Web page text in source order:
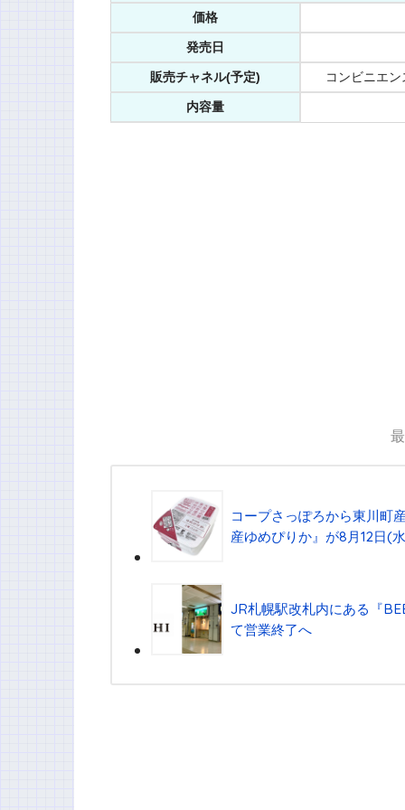
価格
発売日
販売チャネル(予定) コンビニエ
内容量
コープさっぽろから東川町
産ゆめぴりか』が8⽉12⽇(
JR札幌駅改札内にある『
て営業終了へ